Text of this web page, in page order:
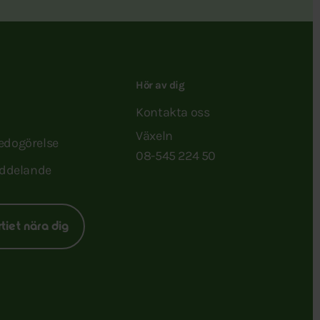
nära dig
Hör av dig
Kontakta oss
Växeln
08-545 224 50